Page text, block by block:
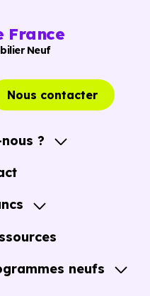
France
Neuf
Nous contacter
?
neuf en VEFA
neufs